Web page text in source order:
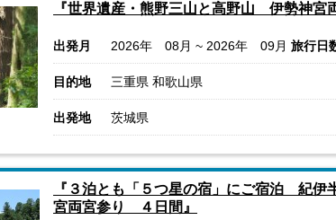
『世界遺産・熊野三山と高野山 伊勢神宮
出発月 2026年 08月 ~ 2026年 09月 旅行日
目的地 三重県 和歌山県
出発地 茨城県
『３泊とも「５つ星の宿」にご宿泊 紀
宮両宮参り ４日間』